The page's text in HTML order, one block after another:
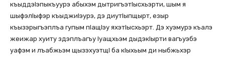
къыддэIэпыкъуурэ абыхэм дытригъэтIысхьэрти, шым я
шыфэлIыфэр къыджиIэурэ, дэ диутIыпщырт, езыр
къызэрыгъэплъа гупым пIащIэу яхэтIысхьэрт. Дэ хуэмурэ къалэ
жеижар хуиту здэплъагъу Iуащхьэм дыдэкIырти вагъуэбэ
уафэм и лъабжьэм щызэхуэтщI ба кIыхьым ди ныбжьхэр